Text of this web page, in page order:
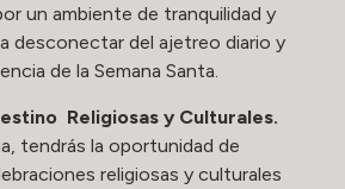
un ambiente de tranquilidad y
desconectar del ajetreo diario y
de la Semana Santa.
Religiosas y Culturales.
tendrás la oportunidad de
religiosas y culturales